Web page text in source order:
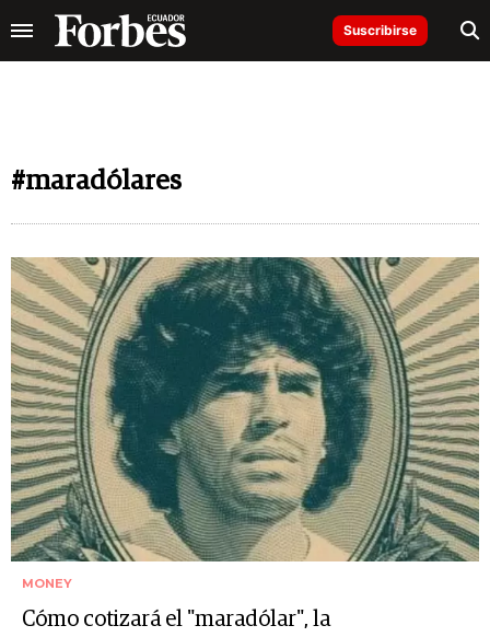
Suscribirse
#maradólares
MONEY
Cómo cotizará el "maradólar", la